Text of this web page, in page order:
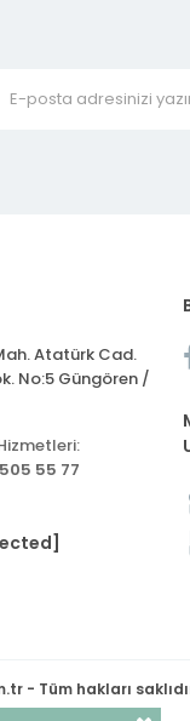
Atatürk Cad.
No:5 Güngören /
55 77
- Tüm hakları